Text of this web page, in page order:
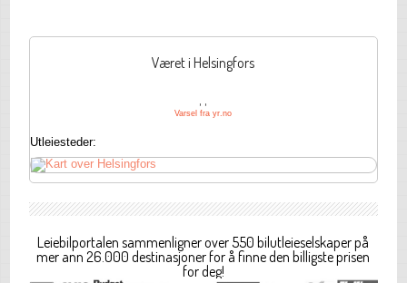
Været i Helsingfors
, ,
Varsel fra yr.no
Utleiesteder:
Leiebilportalen sammenligner over 550 bilutleieselskaper på
mer ann 26.000 destinasjoner for å finne den billigste prisen
for deg!